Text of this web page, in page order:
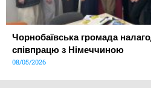
Чорнобаївська громада
співпрацю з Німеччиною
08/05/2026